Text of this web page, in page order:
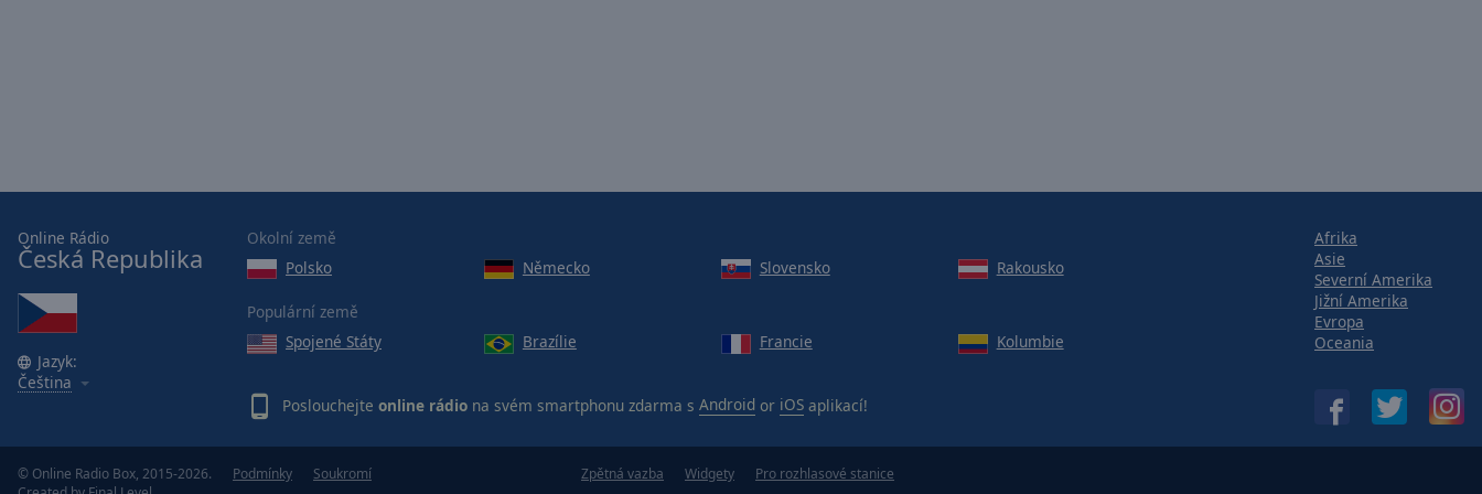
Font
Family
Reset
Modal
End
Online Rádio
Česká Republika
Jazyk:
Čeština
Okolní země
Polsko
Německo Slovensko Rakousko
Populární země
Spojené Státy
Brazílie Francie Kolumbie
Poslouchejte online rádio na svém smartphonu zdarma s Android or iOS aplikací!
Afrika
Asie
Severní Amerika
Jižní Amerika
Evropa
Oceania
© Online Radio Box, 2015-2026.
Podmínky Soukromí Zpětná vazba Widgety Pro rozhlasové stanice